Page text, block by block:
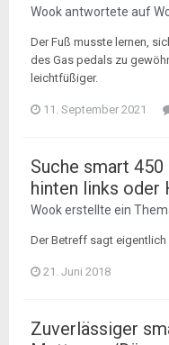
Wookantwortete auf
Der Fuß musste lernen,
des Gas pedals zu
leichtfüßiger.
11. September 2021
Suche smart
hinten links
Wookerstellte ein
Der Betreff sagt eigentlich
21. Juni 2018
Zuverlässiger